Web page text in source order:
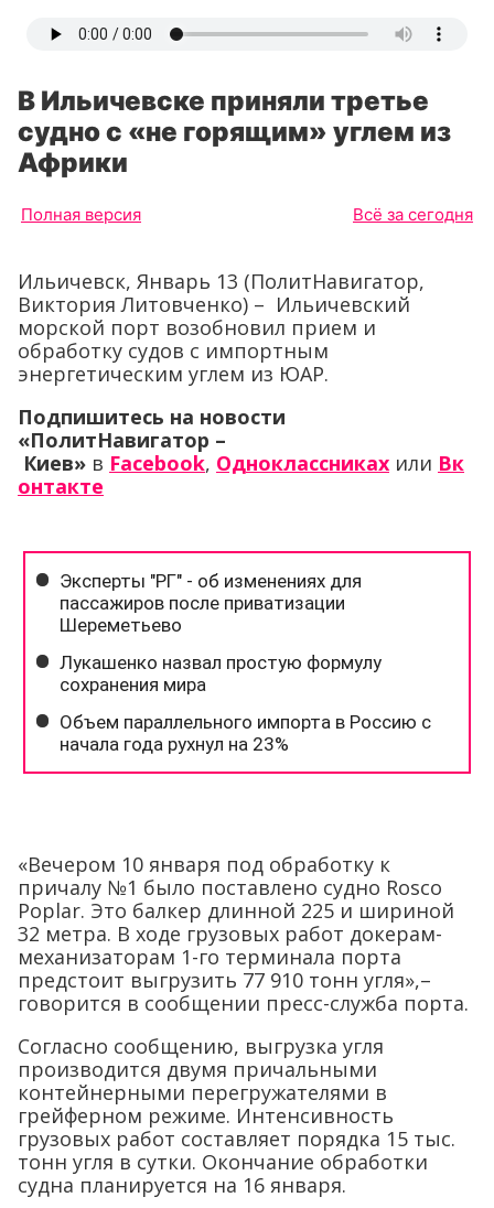
В Ильичевске приняли третье
судно с «не горящим» углем из
Африки
Полная версия Всё за сегодня
Ильичевск, Январь 13 (ПолитНавигатор,
Виктория Литовченко) – Ильичевский
морской порт возобновил прием и
обработку судов с импортным
энергетическим углем из ЮАР.
Подпишитесь на новости
«ПолитНавигатор –
Киев» в Facebook, Одноклассниках или Вк
онтакте
«Вечером 10 января под обработку к
причалу №1 было поставлено судно Rosco
Poplar. Это балкер длинной 225 и шириной
32 метра. В ходе грузовых работ докерам-
механизаторам 1-го терминала порта
предстоит выгрузить 77 910 тонн угля»,–
говорится в сообщении пресс-служба порта.
Согласно сообщению, выгрузка угля
производится двумя причальными
контейнерными перегружателями в
грейферном режиме. Интенсивность
грузовых работ составляет порядка 15 тыс.
тонн угля в сутки. Окончание обработки
судна планируется на 16 января.